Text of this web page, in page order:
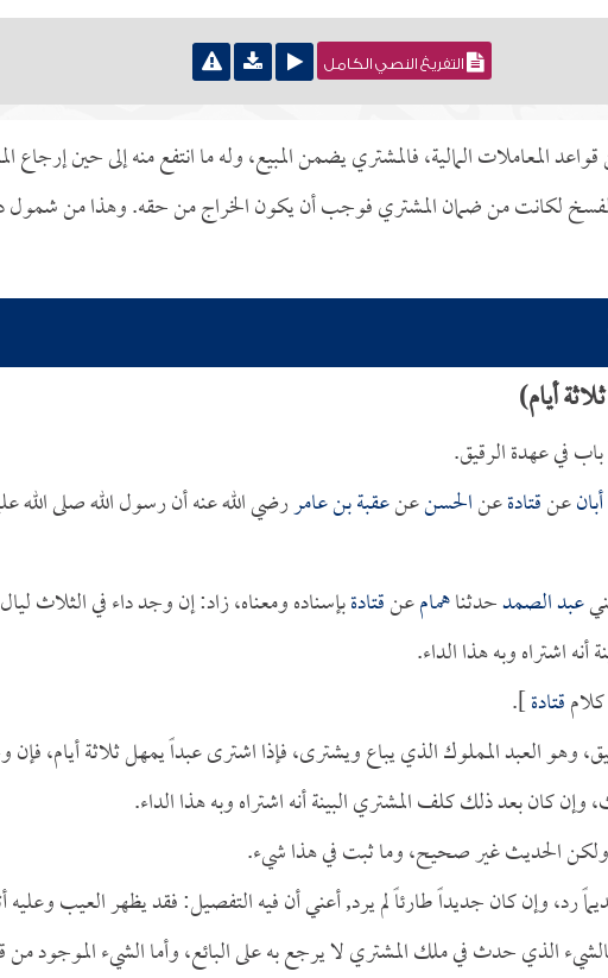
التفريغ النصي الكامل
المعاملات المالية، فالمشتري يضمن المبيع، وله ما انتفع منه إلى حين إرجاع
الفسخ لكانت من ضمان المشتري فوجب أن يكون الخراج من حقه. وهذا من شمول
أيام)
في عهدة الرقيق.
أبانعنقتادةعنالحسنعنعقبة بن عامررضي الله عنه أن رسول الله صلى الله
عبد الصمدحدثناهمامعنقتادةبإسناده ومعناه، زاد: إن وجد داء في الثلاث
اشتراه وبه هذا الداء.
قتادة].
وهو العبد المملوك الذي يباع ويشترى، فإذا اشترى عبداً يمهل ثلاثة أيام، فإن
كان بعد ذلك كلف المشتري البينة أنه اشتراه وبه هذا الداء.
الحديث غير صحيح، وما ثبت في هذا شيء.
رد، وإن كان جديداً طارئاً لم يرد, أعني أن فيه التفصيل: فقد يظهر العيب وعليه
الذي حدث في ملك المشتري لا يرجع به على البائع، وأما الشيء الموجود من